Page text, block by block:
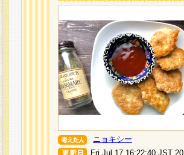
ニョキシー
Fri Jul 17 16:22:40 JST 20